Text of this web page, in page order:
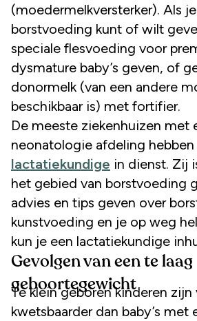
(moedermelkversterker). Als
borstvoeding kunt of wilt
speciale flesvoeding voor
dysmature baby’s geven, of
donormelk (van een andere
beschikbaar is) met fortifier.
De meeste ziekenhuizen met
neonatologie afdeling hebben
lactatiekundige in dienst. Zij
het gebied van borstvoeding
advies en tips geven over
kunstvoeding en je op weg
kun je een lactatiekundige
Gevolgen van een te laag
geboortegewicht
Te klein geboren kinderen zijn
kwetsbaarder dan baby’s met